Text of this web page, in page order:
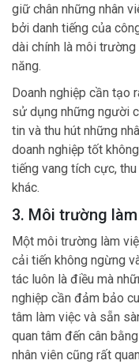
giữ chân những nhân
bởi danh tiếng của
dài chính là môi
năng.
Doanh nghiệp cần tạo
sử dụng những người
tin và thu hút những
doanh nghiệp tốt
tiếng vang tích cực,
khác.
3. Môi trường
Một môi trường làm
cải tiến không ngừng
tác luôn là điều mà
nghiệp cần đảm bảo
tâm làm việc và sẵn
quan tâm đến cân
nhân viên cũng rất